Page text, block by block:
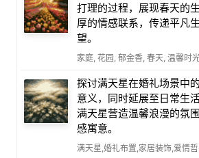
打理的过程，展现春天的
厚的情感联系，传递平凡
望。
家庭, 花园, 郁金香, 春天, 温馨时
探讨满天星在婚礼场景中
意义，同时延展至日常生
满天星营造温馨浪漫的氛
感寓意。
满天星,婚礼布置,家居装饰,爱情